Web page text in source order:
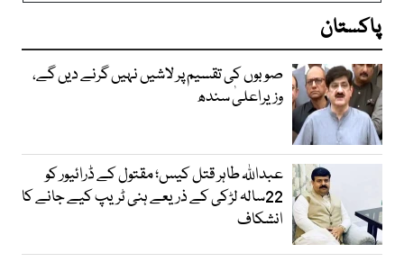
پاکستان
صوبوں کی تقسیم پر لاشیں نہیں گرنے دیں گے،
وزیراعلیٰ سندھ
عبداللہ طاہر قتل کیس؛ مقتول کے ڈرائیور کو
22سالہ لڑکی کے ذریعے ہنی ٹریپ کیے جانے کا
انشکاف